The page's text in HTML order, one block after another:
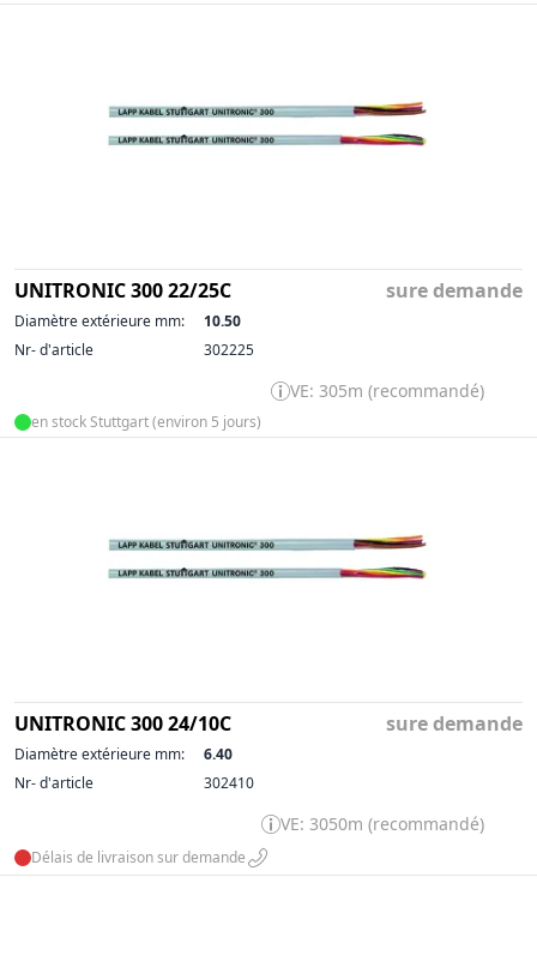
UNITRONIC 300 22/25C sure demande
Diamètre extérieure mm:
10.50
Nr- d'article
302225
VE: 305m (recommandé)
en stock Stuttgart (environ 5 jours)
UNITRONIC 300 24/10C sure demande
Diamètre extérieure mm:
6.40
Nr- d'article
302410
VE: 3050m (recommandé)
Délais de livraison sur demande